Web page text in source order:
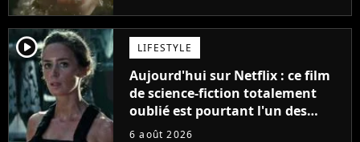
player2 LIFESTYLE
Aujourd'hui sur Netflix : ce film
de science-fiction totalement
oublié est pourtant l'un des
meilleurs des années 2010
6 août 2026